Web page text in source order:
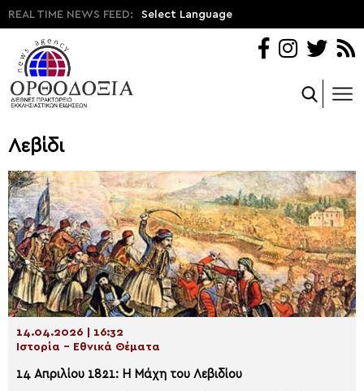
REAL TIME NEWS FEED: Select Language
Λεβίδι
14.04.2026 | 16:32
Ιστορία - Εθνικά Θέματα
14 Απριλίου 1821: Η Μάχη του Λεβιδίου